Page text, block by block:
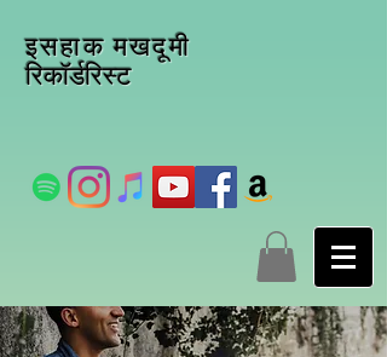
इसहाक मखदूमी
रिकॉर्डरिस्ट